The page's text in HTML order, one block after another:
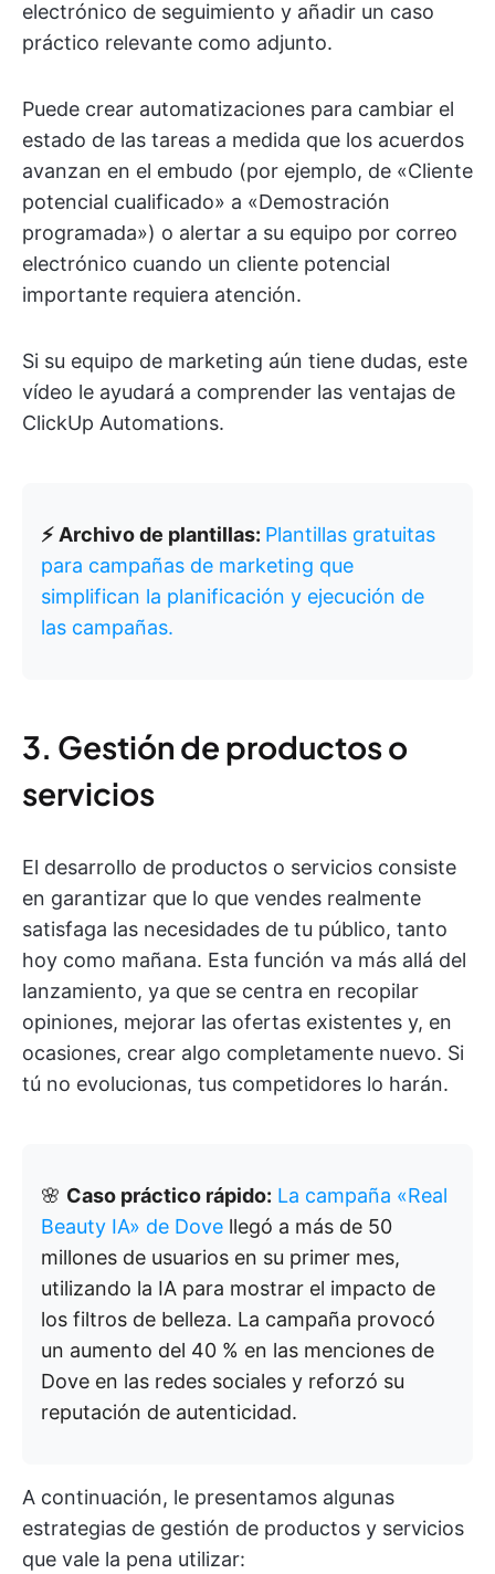
electrónico de seguimiento y añadir un caso
práctico relevante como adjunto.
Puede crear automatizaciones para cambiar el
estado de las tareas a medida que los acuerdos
avanzan en el embudo (por ejemplo, de «Cliente
potencial cualificado» a «Demostración
programada») o alertar a su equipo por correo
electrónico cuando un cliente potencial
importante requiera atención.
Si su equipo de marketing aún tiene dudas, este
vídeo le ayudará a comprender las ventajas de
ClickUp Automations.
⚡ Archivo de plantillas: Plantillas gratuitas
para campañas de marketing que
simplifican la planificación y ejecución de
las campañas.
3. Gestión de productos o
servicios
El desarrollo de productos o servicios consiste
en garantizar que lo que vendes realmente
satisfaga las necesidades de tu público, tanto
hoy como mañana. Esta función va más allá del
lanzamiento, ya que se centra en recopilar
opiniones, mejorar las ofertas existentes y, en
ocasiones, crear algo completamente nuevo. Si
tú no evolucionas, tus competidores lo harán.
🌸 Caso práctico rápido: La campaña «Real
Beauty IA» de Dove llegó a más de 50
millones de usuarios en su primer mes,
utilizando la IA para mostrar el impacto de
los filtros de belleza. La campaña provocó
un aumento del 40 % en las menciones de
Dove en las redes sociales y reforzó su
reputación de autenticidad.
A continuación, le presentamos algunas
estrategias de gestión de productos y servicios
que vale la pena utilizar: